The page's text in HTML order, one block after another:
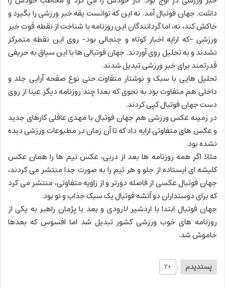
داشت. جهان فوتبال آمد. نه این که توانست یقه خبر ورزشی را بگیرد و
خاکش کند، نه، اما گردانندگان این روزنامه با شناخت از نقطه قوت خبر
ورزشی -که ارایه اخبار کوتاه و جنجالی بود- روی این نقطه متمرکز
نشدند و به تحلیل روی آوردند. جهان فوتبالی ها با این سیاق به حریفی
قدرتمند برای خبر ورزشی تبدیل شدند.
تحلیل هایی با سبک و نوشتار متفاوت.حتی نوع صفحه آرایی جلد و
داخلی هم متفاوت بود به نحوی که بعدا چند روزنامه دیگر عینا از روی
دست جهان فوتبال کپی کردند.
در زمینه عکس ورزشی هم جهان فوتبال با مهدی عاقلی کارهای جدید
و عکس های متفاوتی ارایه داد که تا آن زمان در مطبوعات ورزشی دیده
نشده بود.
مثلا اگر همه روزنامه ها بعد از دربی، عکس تیم ها را همان عکس
کلیشه ای ایستاده از جلو و هر تیم را به صورت جدا منتشر می کردند،
جهان فوتبال عکسی از فاصله دورتر و از زاویه متفاوتی، منتشر می کرد
که برای دوستداران دو آتشه فوتبال یک سبک جذاب و نو بود.
جهان فوتبال ابتدا با اردشیر لارودی و بعد با پژمان راهبر به یکی از
روزنامه های خوب ورزشی کشور تبدیل شد اما افسوس که بعدها
خاموش شد.
پسندیدم +۲